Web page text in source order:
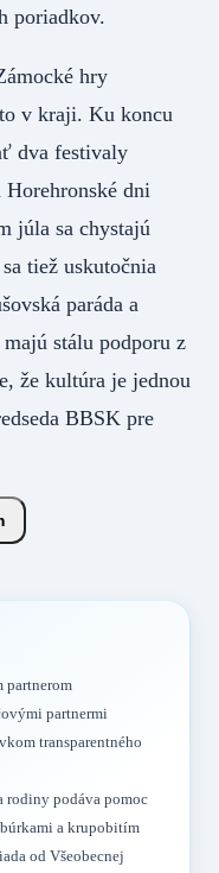
poriadkov.
hry
v kraji. Ku koncu
dva festivaly
dni
júla sa chystajú
tiež uskutočnia
paráda a
stálu podporu z
že kultúra je jednou
BBSK pre
partnerom
partnermi
transparentného
rodiny podáva pomoc
a krupobitím
od Všeobecnej